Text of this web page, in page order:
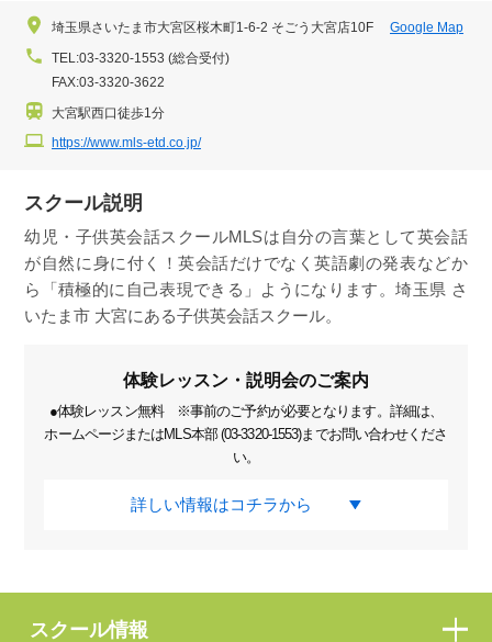
埼玉県さいたま市大宮区桜木町1-6-2 そごう大宮店10FGoogle Map
TEL:03-3320-1553 (総合受付)
FAX:03-3320-3622
大宮駅西口徒歩1分
https://www.mls-etd.co.jp/
スクール説明
幼児・子供英会話スクールMLSは自分の言葉として英会話
が自然に身に付く！英会話だけでなく英語劇の発表などか
ら「積極的に自己表現できる」ようになります。埼玉県 さ
いたま市 大宮にある子供英会話スクール。
体験レッスン・説明会のご案内
●体験レッスン無料 ※事前のご予約が必要となります。詳細は、
ホームページまたはMLS本部 (03-3320-1553)までお問い合わせくださ
い。
詳しい情報はコチラから
スクール情報